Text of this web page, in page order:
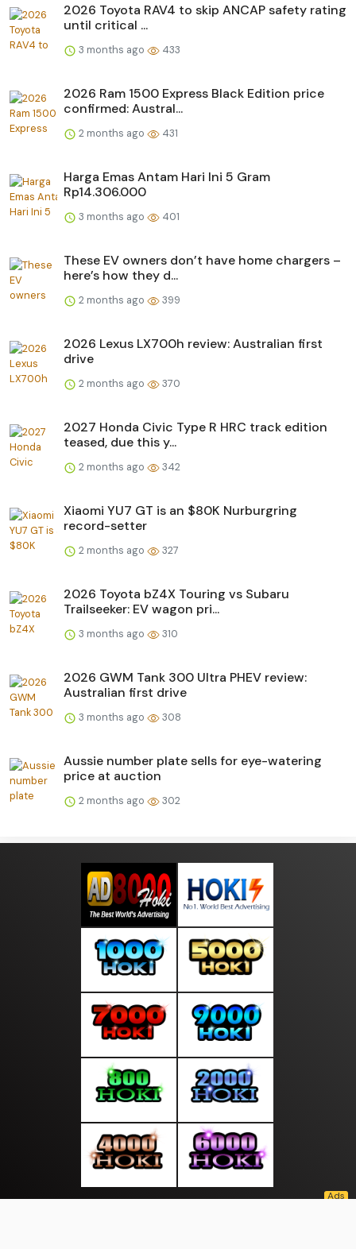
2026 Toyota RAV4 to skip ANCAP safety rating
until critical ...
3 months ago 433
2026 Ram 1500 Express Black Edition price
confirmed: Austral...
2 months ago 431
Harga Emas Antam Hari Ini 5 Gram
Rp14.306.000
3 months ago 401
These EV owners don’t have home chargers –
here’s how they d...
2 months ago 399
2026 Lexus LX700h review: Australian first
drive
2 months ago 370
2027 Honda Civic Type R HRC track edition
teased, due this y...
2 months ago 342
Xiaomi YU7 GT is an $80K Nurburgring
record-setter
2 months ago 327
2026 Toyota bZ4X Touring vs Subaru
Trailseeker: EV wagon pri...
3 months ago 310
2026 GWM Tank 300 Ultra PHEV review:
Australian first drive
3 months ago 308
Aussie number plate sells for eye-watering
price at auction
2 months ago 302